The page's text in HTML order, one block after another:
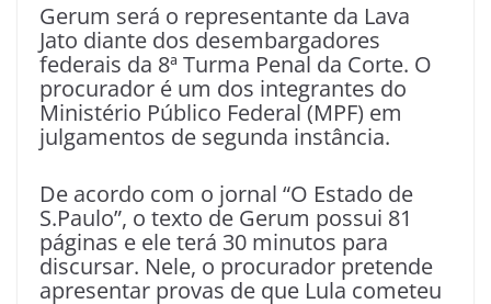
Gerum será o representante da Lava
Jato diante dos desembargadores
federais da 8ª Turma Penal da Corte. O
procurador é um dos integrantes do
Ministério Público Federal (MPF) em
julgamentos de segunda instância.
De acordo com o jornal “O Estado de
S.Paulo”, o texto de Gerum possui 81
páginas e ele terá 30 minutos para
discursar. Nele, o procurador pretende
apresentar provas de que Lula cometeu